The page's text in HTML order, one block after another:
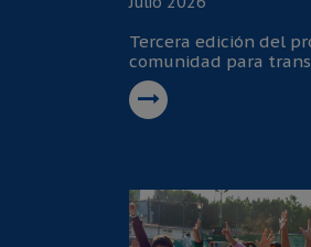
Tercera edición del
comunidad para